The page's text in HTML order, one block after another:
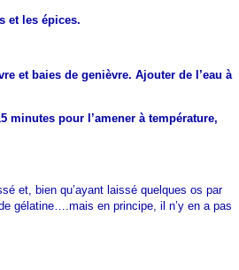
et les épices.
et baies de genièvre. Ajouter de l’eau à
minutes pour l’amener à température,
et, bien qu’ayant laissé quelques os par
gélatine….mais en principe, il n’y en a pas